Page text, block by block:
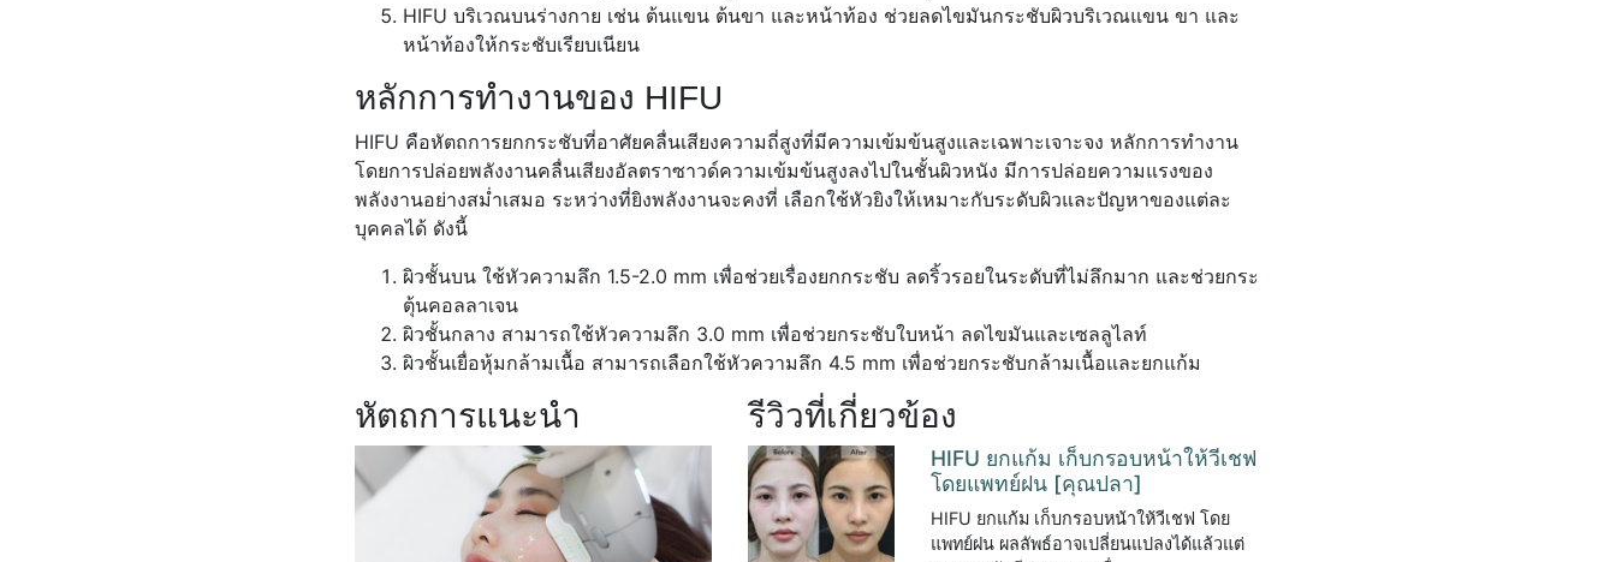
HIFU บริเวณบนร่างกาย เช่น ต้นแขน ต้นขา และหน้าท้อง ช่วยลดไขมันกระชับผิวบริเวณแขน ขา และ
หน้าท้องให้กระชับเรียบเนียน
หลักการทำงานของ HIFU
HIFU คือหัตถการยกกระชับที่อาศัยคลื่นเสียงความถี่สูงที่มีความเข้มข้นสูงและเฉพาะเจาะจง หลักการทำงาน
โดยการปล่อยพลังงานคลื่นเสียงอัลตราซาวด์ความเข้มข้นสูงลงไปในชั้นผิวหนัง มีการปล่อยความแรงของ
พลังงานอย่างสม่ำเสมอ ระหว่างที่ยิงพลังงานจะคงที่ เลือกใช้หัวยิงให้เหมาะกับระดับผิวและปัญหาของแต่ละ
บุคคลได้ ดังนี้
ผิวชั้นบน ใช้หัวความลึก 1.5-2.0 mm เพื่อช่วยเรื่องยกกระชับ ลดริ้วรอยในระดับที่ไม่ลึกมาก และช่วยกระ
ตุ้นคอลลาเจน
ผิวชั้นกลาง สามารถใช้หัวความลึก 3.0 mm เพื่อช่วยกระชับใบหน้า ลดไขมันและเซลลูไลท์
ผิวชั้นเยื่อหุ้มกล้ามเนื้อ สามารถเลือกใช้หัวความลึก 4.5 mm เพื่อช่วยกระชับกล้ามเนื้อและยกแก้ม
หัตถการแนะนำ รีวิวที่เกี่ยวข้อง
HIFU ยกแก้ม เก็บกรอบหน้าให้วีเชฟ
โดยแพทย์ฝน [คุณปลา]
HIFU ยกแก้ม เก็บกรอบหน้าให้วีเชฟ โดย
แพทย์ฝน ผลลัพธ์อาจเปลี่ยนแปลงได้แล้วแต่